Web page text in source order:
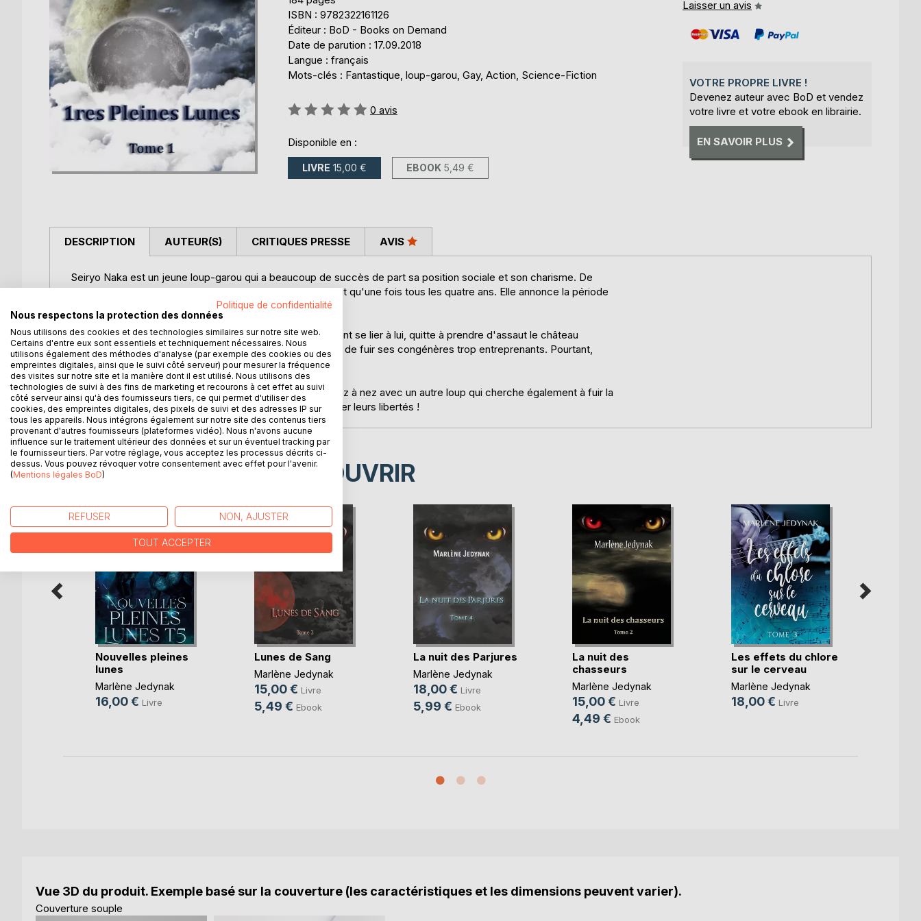
ISBN : 9782322161126
Éditeur : BoD - Books on Demand
Date de parution : 17.09.2018
Langue : français
Mots-clés : Fantastique, loup-garou, Gay, Action, Science-Fiction
Évaluation:
0 avis
Disponible en :
LIVRE 15,00 € EBOOK 5,49 €
Laisser un avis
VOTRE PROPRE LIVRE !
Devenez auteur avec BoD et vendez
votre livre et votre ebook en librairie.
EN SAVOIR PLUS
DESCRIPTION
Seiryo Naka est un jeune loup-garou qui a beaucoup de succès de part sa position sociale et son charisme. De
plus, approche l'équinoxe des deux lunes qui ne se produit qu'une fois tous les quatre ans. Elle annonce la période
très brève des mariages chez les loups-garous.
Bon nombre de ses amis, proches ou d'inconnus aimeraient se lier à lui, quitte à prendre d'assaut le château
familiale. Le jour maudit pour Naka arrive enfin et il décide de fuir ses congénères trop entreprenants. Pourtant,
cette solution ne sera-t-elle pas pire pour lui au final ?
Se réfugiant dans le tombeau de la désolation, il tombe nez à nez avec un autre loup qui cherche également à fuir la
folie maritale... et les deux loups sont bien décidés à garder leurs libertés !
AUTEUR(S) CRITIQUES PRESSE AVIS
D’AUTRES TITRES À DÉCOUVRIR
Nouvelles pleines
lunes
Marlène Jedynak
16,00 € Livre
Lunes de Sang
Marlène Jedynak
15,00 € Livre
5,49 € Ebook
La nuit des Parjures
Marlène Jedynak
18,00 € Livre
5,99 € Ebook
La nuit des
chasseurs
Marlène Jedynak
15,00 € Livre
4,49 € Ebook
Les effets du chlore
sur le cerveau
Marlène Jedynak
18,00 € Livre
Vue 3D du produit. Exemple basé sur la couverture (les caractéristiques et les dimensions peuvent varier).
Couverture souple
Politique de confidentialité
Nous respectons la protection des données
Nous utilisons des cookies et des technologies similaires sur notre site web.
Certains d'entre eux sont essentiels et techniquement nécessaires. Nous
utilisons également des méthodes d'analyse (par exemple des cookies ou des
empreintes digitales, ainsi que le suivi côté serveur) pour mesurer la fréquence
des visites sur notre site et la manière dont il est utilisé. Nous utilisons des
technologies de suivi à des fins de marketing et recourons à cet effet au suivi
côté serveur ainsi qu'à des fournisseurs tiers, ce qui permet d'utiliser des
cookies, des empreintes digitales, des pixels de suivi et des adresses IP sur
tous les appareils. Nous intégrons également sur notre site des contenus tiers
provenant d'autres fournisseurs (plateformes vidéo). Nous n'avons aucune
influence sur le traitement ultérieur des données et sur un éventuel tracking par
le fournisseur tiers. Par votre réglage, vous acceptez les processus décrits ci-
dessus. Vous pouvez révoquer votre consentement avec effet pour l'avenir.
(Mentions légales BoD)
REFUSER NON, AJUSTER
TOUT ACCEPTER